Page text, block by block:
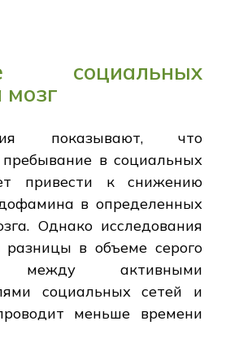
социальных
мозг
показывают, что
пребывание в социальных
привести к снижению
в определенных
Однако исследования
в объеме серого
между активными
социальных сетей и
меньше времени